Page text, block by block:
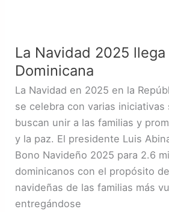
La Navidad 2025
Dominicana
La Navidad en 2025 en la
se celebra con varias
buscan unir a las familias y
y la paz. El presidente Luis
Bono Navideño 2025 para 2.6
dominicanos con el propósito
navideñas de las familias más
entregándose
2025
llega
a
República
Dominicana